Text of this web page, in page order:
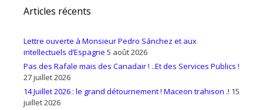
Articles récents
Lettre ouverte à Monsieur Pedro Sánchez et aux
intellectuels d’Espagne 5 août 2026
Pas des Rafale mais des Canadair ! ..Et des Services Publics !
27 juillet 2026
14 Juillet 2026 : le grand détournement ! Maceon trahison .! 15
juillet 2026